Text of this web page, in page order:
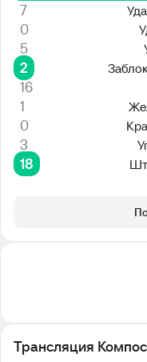
7
0
5
2
16
1
0
3
18
Трансляция